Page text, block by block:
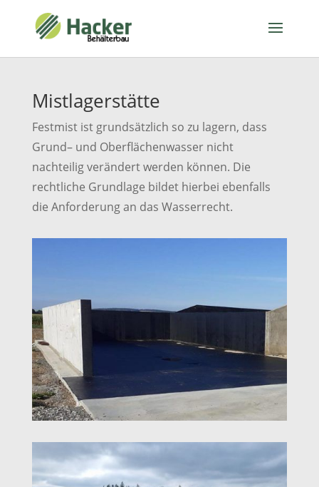
Mistlagerstätte
Festmist ist grundsätzlich so zu lagern, dass
Grund– und Oberflächenwasser nicht
nachteilig verändert werden können. Die
rechtliche Grundlage bildet hierbei ebenfalls
die Anforderung an das Wasserrecht.